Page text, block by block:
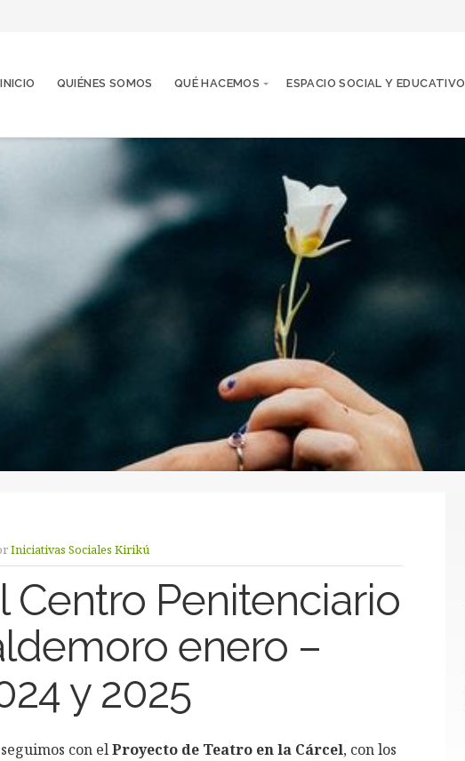
INICIO QUIÉNES SOMOS QUÉ HACEMOS ESPACIO SOCIAL Y EDUCATIVO
Iniciativas Sociales Kirikú
Centro Penitenciario
enero –
y 2025
con elProyecto de Teatro en la Cárcel, con los